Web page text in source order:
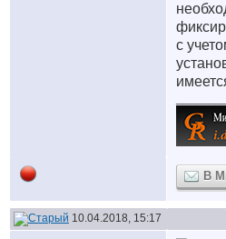
с
В
10.04.2018, 15:17